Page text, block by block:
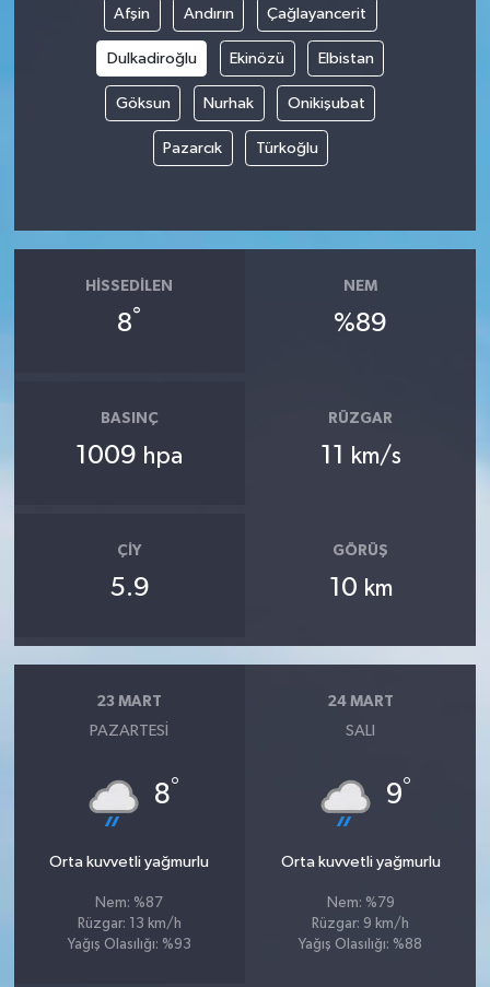
Afşin Andırın Çağlayancerit
Dulkadiroğlu Ekinözü Elbistan
Göksun Nurhak Onikişubat
Pazarcık Türkoğlu
HISSEDILEN
8°
NEM
%89
BASINÇ
1009 hpa
RÜZGAR
11 km/s
ÇIY
5.9
GÖRÜŞ
10 km
23 MART
PAZARTESI
8°
Orta kuvvetli yağmurlu
Nem: %87
Rüzgar: 13 km/h
Yağış Olasılığı: %93
24 MART
SALI
9°
Orta kuvvetli yağmurlu
Nem: %79
Rüzgar: 9 km/h
Yağış Olasılığı: %88